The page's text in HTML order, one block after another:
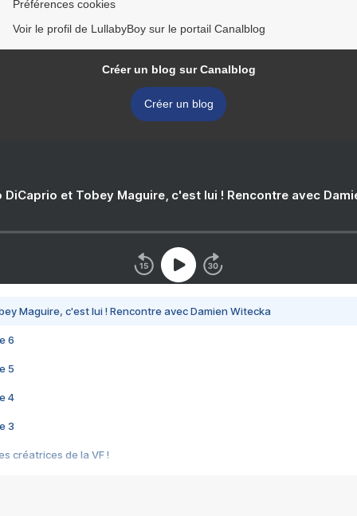
Préférences cookies
Voir le profil de LullabyBoy sur le portail Canalblog
Créer un blog sur Canalblog
Créer un blog
DiCaprio et Tobey Maguire, c'est lui ! Rencontre avec
Maguire, c'est lui ! Rencontre avec Damien Witecka
6
5
4
3
créatrices de la VF !